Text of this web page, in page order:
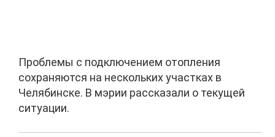
Проблемы с подключением отопления
сохраняются на нескольких участках в
Челябинске. В мэрии рассказали о текущей
ситуации.